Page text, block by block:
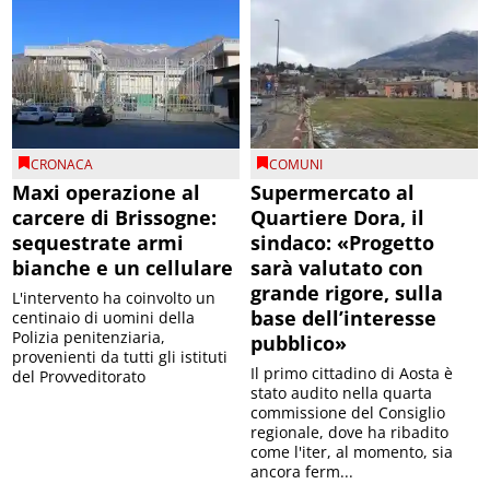
CRONACA
Maxi operazione al
carcere di Brissogne:
sequestrate armi
bianche e un cellulare
L'intervento ha coinvolto un
centinaio di uomini della
Polizia penitenziaria,
provenienti da tutti gli istituti
del Provveditorato
COMUNI
Supermercato al
Quartiere Dora, il
sindaco: «Progetto
sarà valutato con
grande rigore, sulla
base dell’interesse
pubblico»
Il primo cittadino di Aosta è
stato audito nella quarta
commissione del Consiglio
regionale, dove ha ribadito
come l'iter, al momento, sia
ancora ferm...